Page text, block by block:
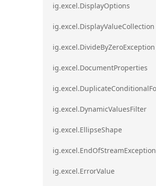
ig.excel.DisplayOptions
ig.excel.DisplayValueCollection
ig.excel.DivideByZeroException
ig.excel.DocumentProperties
ig.excel.DynamicValuesFilter
ig.excel.EllipseShape
ig.excel.EndOfStreamException
ig.excel.ErrorValue